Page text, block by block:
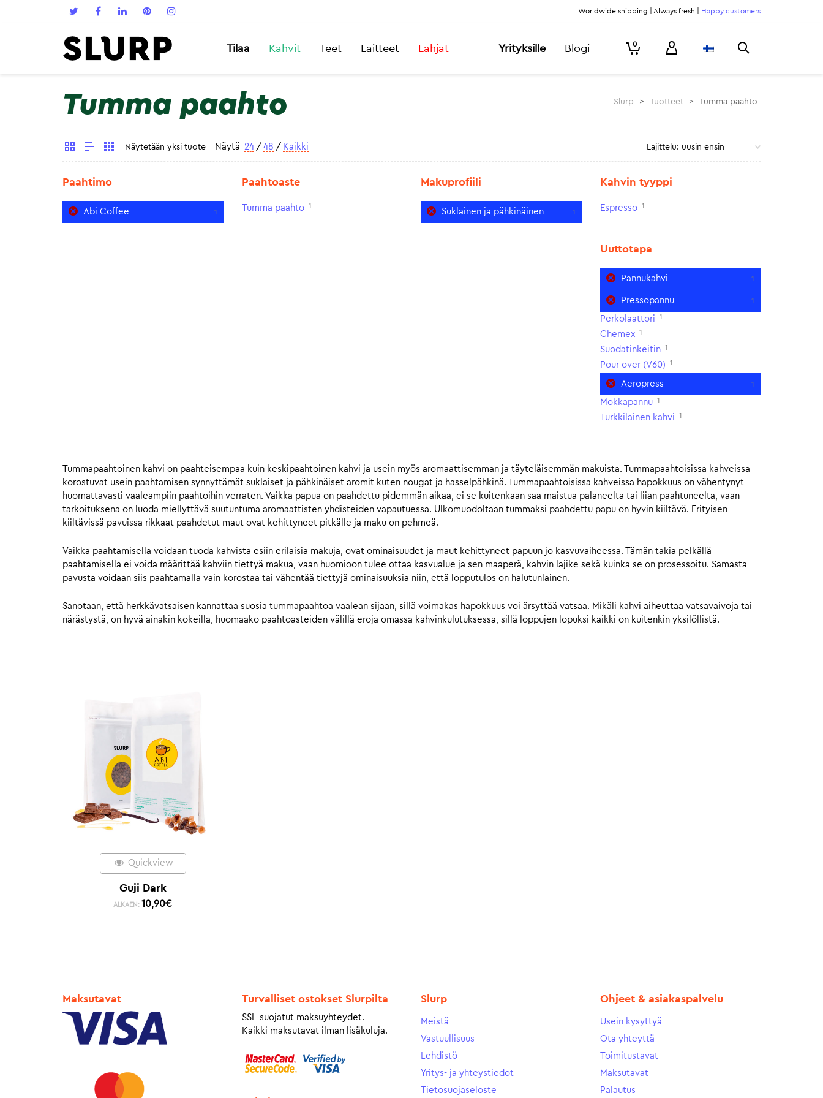
Worldwide shipping | Always fresh | Happy customers
Tilaa Kahvit Teet Laitteet Lahjat Yrityksille Blogi 0
Tumma paahto Slurp > Tuotteet > Tumma paahto
Näytetään yksi tuote Näytä 24 / 48 / Kaikki
Paahtimo
Abi Coffee 1
Paahtoaste
Tumma paahto 1
Makuprofiili
Suklainen ja pähkinäinen 1
Kahvin tyyppi
Espresso 1
Uuttotapa
Pannukahvi 1
Pressopannu 1
Perkolaattori 1
Chemex 1
Suodatinkeitin 1
Pour over (V60) 1
Aeropress 1
Mokkapannu 1
Turkkilainen kahvi 1
Tummapaahtoinen kahvi on paahteisempaa kuin keskipaahtoinen kahvi ja usein myös aromaattisemman ja täyteläisemmän makuista. Tummapaahtoisissa kahveissa
korostuvat usein paahtamisen synnyttämät suklaiset ja pähkinäiset aromit kuten nougat ja hasselpähkinä. Tummapaahtoisissa kahveissa hapokkuus on vähentynyt
huomattavasti vaaleampiin paahtoihin verraten. Vaikka papua on paahdettu pidemmän aikaa, ei se kuitenkaan saa maistua palaneelta tai liian paahtuneelta, vaan
tarkoituksena on luoda miellyttävä suutuntuma aromaattisten yhdisteiden vapautuessa. Ulkomuodoltaan tummaksi paahdettu papu on hyvin kiiltävä. Erityisen
kiiltävissä pavuissa rikkaat paahdetut maut ovat kehittyneet pitkälle ja maku on pehmeä.
Vaikka paahtamisella voidaan tuoda kahvista esiin erilaisia makuja, ovat ominaisuudet ja maut kehittyneet papuun jo kasvuvaiheessa. Tämän takia pelkällä
paahtamisella ei voida määrittää kahviin tiettyä makua, vaan huomioon tulee ottaa kasvualue ja sen maaperä, kahvin lajike sekä kuinka se on prosessoitu. Samasta
pavusta voidaan siis paahtamalla vain korostaa tai vähentää tiettyjä ominaisuuksia niin, että lopputulos on halutunlainen.
Sanotaan, että herkkävatsaisen kannattaa suosia tummapaahtoa vaalean sijaan, sillä voimakas hapokkuus voi ärsyttää vatsaa. Mikäli kahvi aiheuttaa vatsavaivoja tai
närästystä, on hyvä ainakin kokeilla, huomaako paahtoasteiden välillä eroja omassa kahvinkulutuksessa, sillä loppujen lopuksi kaikki on kuitenkin yksilöllistä.
Quickview
Guji Dark
ALKAEN: 10,90€
Maksutavat Turvalliset ostokset Slurpilta
SSL-suojatut maksuyhteydet.
Kaikki maksutavat ilman lisäkuluja.
Slurp
Meistä
Vastuullisuus
Lehdistö
Yritys- ja yhteystiedot
Tietosuojaseloste
Ohjeet & asiakaspalvelu
Usein kysyttyä
Ota yhteyttä
Toimitustavat
Maksutavat
Palautus